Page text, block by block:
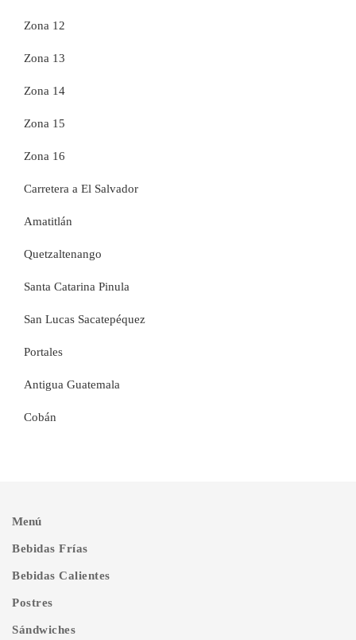
Zona 12
Zona 13
Zona 14
Zona 15
Zona 16
Carretera a El Salvador
Amatitlán
Quetzaltenango
Santa Catarina Pinula
San Lucas Sacatepéquez
Portales
Antigua Guatemala
Cobán
Menú
Bebidas Frías
Bebidas Calientes
Postres
Sándwiches